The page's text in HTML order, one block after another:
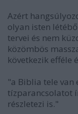
Azért
olyan isten
tervei és nem
közömbös
következik efféle
"a Biblia tele van
tízparancsolatot
részletezi is."